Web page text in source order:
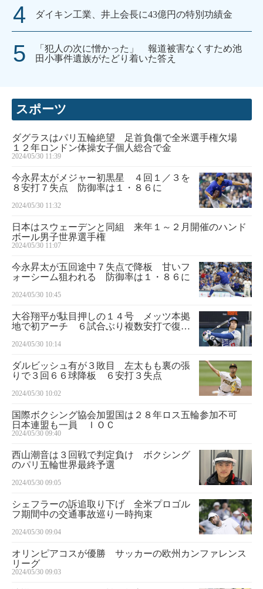
ダイキン工業、井上会長に43億円の特別功績金
「犯人の次に憎かった」 報道被害なくすため池
田小事件遺族がたどり着いた答え
スポーツ
ダグラスはパリ五輪絶望 足首負傷で全米選手権欠場
１２年ロンドン体操女子個人総合で金
2024/05/30 11:39
今永昇太がメジャー初黒星 ４回１／３を
８安打７失点 防御率は１・８６に
2024/05/30 11:32
日本はスウェーデンと同組 来年１～２月開催のハンド
ボール男子世界選手権
2024/05/30 11:07
今永昇太が五回途中７失点で降板 甘いフ
ォーシーム狙われる 防御率は１・８６に
2024/05/30 10:45
大谷翔平が駄目押しの１４号 メッツ本拠
地で初アーチ ６試合ぶり複数安打で復調
2024/05/30 10:14
ダルビッシュ有が３敗目 左太もも裏の張
りで３回６６球降板 ６安打３失点
2024/05/30 10:02
国際ボクシング協会加盟国は２８年ロス五輪参加不可
日本連盟も一員 ＩＯＣ
2024/05/30 09:40
西山潮音は３回戦で判定負け ボクシング
のパリ五輪世界最終予選
2024/05/30 09:05
シェフラーの訴追取り下げ 全米プロゴル
フ期間中の交通事故巡り一時拘束
2024/05/30 09:04
オリンピアコスが優勝 サッカーの欧州カンファレンス
リーグ
2024/05/30 09:03